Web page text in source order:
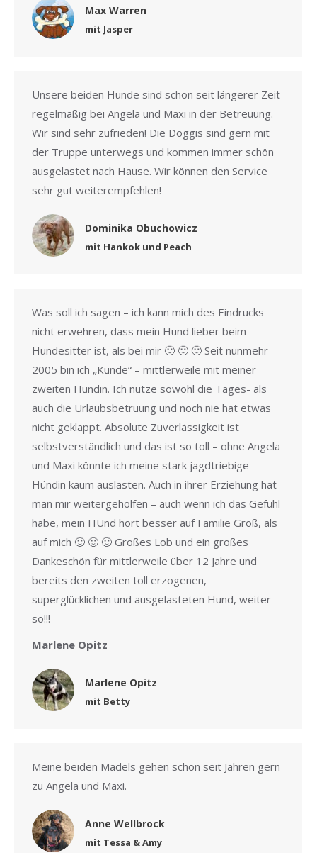
Max Warren
mit Jasper
Unsere beiden Hunde sind schon seit längerer Zeit
regelmäßig bei Angela und Maxi in der Betreuung.
Wir sind sehr zufrieden! Die Doggis sind gern mit
der Truppe unterwegs und kommen immer schön
ausgelastet nach Hause. Wir können den Service
sehr gut weiterempfehlen!
Dominika Obuchowicz
mit Hankok und Peach
Was soll ich sagen – ich kann mich des Eindrucks
nicht erwehren, dass mein Hund lieber beim
Hundesitter ist, als bei mir 🙂 🙂 🙂 Seit nunmehr
2005 bin ich „Kunde“ – mittlerweile mit meiner
zweiten Hündin. Ich nutze sowohl die Tages- als
auch die Urlaubsbetruung und noch nie hat etwas
nicht geklappt. Absolute Zuverlässigkeit ist
selbstverständlich und das ist so toll – ohne Angela
und Maxi könnte ich meine stark jagdtriebige
Hündin kaum auslasten. Auch in ihrer Erziehung hat
man mir weitergeholfen – auch wenn ich das Gefühl
habe, mein HUnd hört besser auf Familie Groß, als
auf mich 🙂 🙂 🙂 Großes Lob und ein großes
Dankeschön für mittlerweile über 12 Jahre und
bereits den zweiten toll erzogenen,
superglücklichen und ausgelasteten Hund, weiter
so!!!
Marlene Opitz
Marlene Opitz
mit Betty
Meine beiden Mädels gehen schon seit Jahren gern
zu Angela und Maxi.
Anne Wellbrock
mit Tessa & Amy